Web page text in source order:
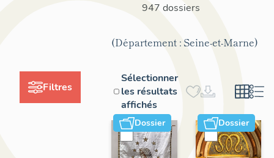
Filtres
947 dossiers
(Département : Seine-et-Marne)
Sélectionner
les résultats
affichés
Dossier Dossier